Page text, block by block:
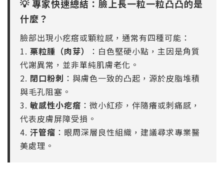
💡 專家快速總結：臉上長一粒一粒凸凸的是
什麼？
臉部出現小疙瘩或顆粒感，通常有四種可能：
1. 栗粒腫（肉芽）
：白色堅硬小點，主因是角質
代謝異常，並非單純肌膚老化。
2. 閉口粉刺 ：與膚色一致的凸起，源於皮脂堆積
與毛孔阻塞。
3. 敏感性小疙瘩 ：微小紅疹，伴隨癢或刺痛感，
代表皮膚屏障受損。
4. 汗管瘤 ：眼周深層良性組織，建議尋求專業醫
美處理。